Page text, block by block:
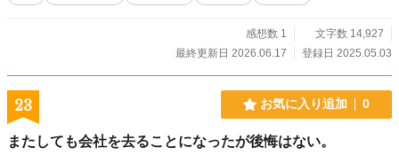
感想数 1
文字数 14,927
最終更新日 2026.06.17
登録日 2025.05.03
23 お気に入り追加 0
またしても会社を去ることになったが後悔はない。